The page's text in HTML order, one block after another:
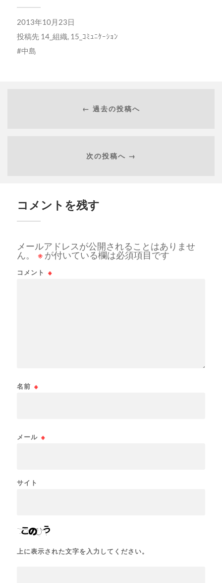
2013年10月23日
投稿先 14_組織, 15_ｺﾐｭﾆｹｰｼｮﾝ
中島
← 過去の投稿へ
次の投稿へ →
コメントを残す
メールアドレスが公開されることはありませ
ん。
※ が付いている欄は必須項目です
コメント ※
名前 ※
メール ※
サイト
上に表示された文字を入力してください。